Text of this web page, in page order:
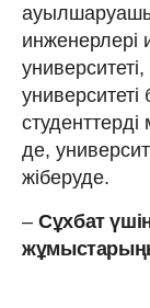
инженерлері
де,
жіберуде.
– Сұхбат